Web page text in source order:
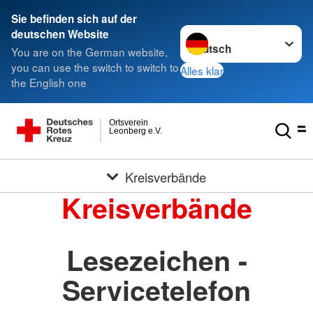
Sie befinden sich auf der
deutschen Website
You are on the German website,
you can use the switch to switch to
the English one
Sprache wechseln zu
Alles klar
Leonberg e.V.
Ortsverein
Kreisverbände
Kreisverbände
Lesezeichen -
Servicetelefon